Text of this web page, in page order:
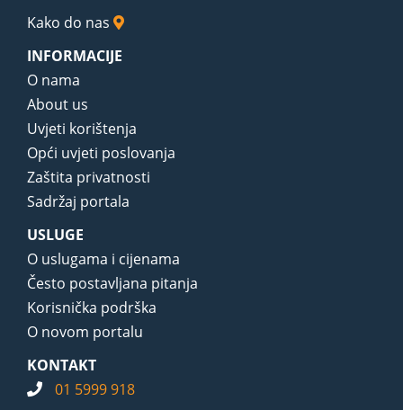
Kako do nas
INFORMACIJE
O nama
About us
Uvjeti korištenja
Opći uvjeti poslovanja
Zaštita privatnosti
Sadržaj portala
USLUGE
O uslugama i cijenama
Često postavljana pitanja
Korisnička podrška
O novom portalu
KONTAKT
01 5999 918